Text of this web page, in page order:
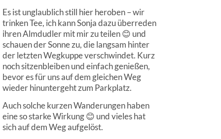
Es ist unglaublich still hier heroben – wir
trinken Tee, ich kann Sonja dazu überreden
ihren Almdudler mit mir zu teilen 😊 und
schauen der Sonne zu, die langsam hinter
der letzten Wegkuppe verschwindet. Kurz
noch sitzenbleiben und einfach genießen,
bevor es für uns auf dem gleichen Weg
wieder hinuntergeht zum Parkplatz.
Auch solche kurzen Wanderungen haben
eine so starke Wirkung 😊 und vieles hat
sich auf dem Weg aufgelöst.